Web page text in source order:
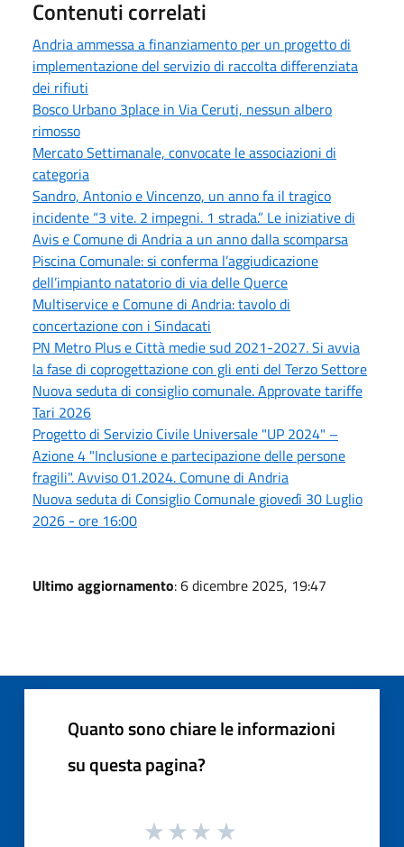
Contenuti correlati
Andria ammessa a finanziamento per un progetto di
implementazione del servizio di raccolta differenziata
dei rifiuti
Bosco Urbano 3place in Via Ceruti, nessun albero
rimosso
Mercato Settimanale, convocate le associazioni di
categoria
Sandro, Antonio e Vincenzo, un anno fa il tragico
incidente “3 vite. 2 impegni. 1 strada.” Le iniziative di
Avis e Comune di Andria a un anno dalla scomparsa
Piscina Comunale: si conferma l’aggiudicazione
dell’impianto natatorio di via delle Querce
Multiservice e Comune di Andria: tavolo di
concertazione con i Sindacati
PN Metro Plus e Città medie sud 2021-2027. Si avvia
la fase di coprogettazione con gli enti del Terzo Settore
Nuova seduta di consiglio comunale. Approvate tariffe
Tari 2026
Progetto di Servizio Civile Universale "UP 2024" –
Azione 4 "Inclusione e partecipazione delle persone
fragili". Avviso 01.2024. Comune di Andria
Nuova seduta di Consiglio Comunale giovedì 30 Luglio
2026 - ore 16:00
Ultimo aggiornamento: 6 dicembre 2025, 19:47
Quanto sono chiare le informazioni
su questa pagina?